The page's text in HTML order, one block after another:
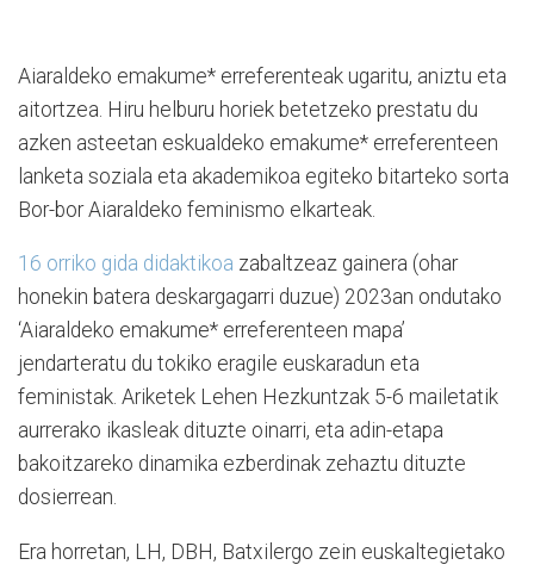
Aiaraldeko emakume* erreferenteak ugaritu, aniztu eta
aitortzea. Hiru helburu horiek betetzeko prestatu du
azken asteetan eskualdeko emakume* erreferenteen
lanketa soziala eta akademikoa egiteko bitarteko sorta
Bor-bor Aiaraldeko feminismo elkarteak.
16 orriko gida didaktikoa zabaltzeaz gainera (ohar
honekin batera deskargagarri duzue) 2023an ondutako
‘Aiaraldeko emakume* erreferenteen mapa’
jendarteratu du tokiko eragile euskaradun eta
feministak. Ariketek Lehen Hezkuntzak 5-6 mailetatik
aurrerako ikasleak dituzte oinarri, eta adin-etapa
bakoitzareko dinamika ezberdinak zehaztu dituzte
dosierrean.
Era horretan, LH, DBH, Batxilergo zein euskaltegietako